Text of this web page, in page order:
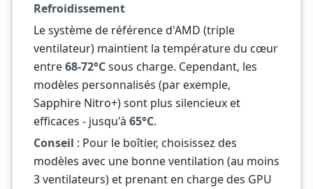
Refroidissement
Le système de référence d'AMD (triple
ventilateur) maintient la température du cœur
entre68-72°Csous charge. Cependant, les
modèles personnalisés (par exemple,
Sapphire Nitro+) sont plus silencieux et
efficaces - jusqu'à 65°C.
Conseil : Pour le boîtier, choisissez des
modèles avec une bonne ventilation (au moins
3 ventilateurs) et prenant en charge des GPU